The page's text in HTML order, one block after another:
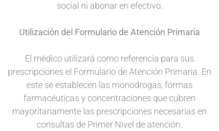
social ni abonar en efectivo.
Utilización del Formulario de Atención Primaria
El médico utilizará como referencia para sus
prescripciones el Formulario de Atención Primaria. En
este se establecen las monodrogas, formas
farmacéuticas y concentraciones que cubren
mayoritariamente las prescripciones necesarias en
consultas de Primer Nivel de atención.